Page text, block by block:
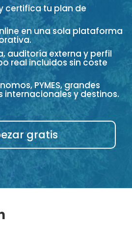
certifica tu plan de
en una sola plataforma
auditoría externa y perfil
real incluidos sin coste
PYMES, grandes
internacionales y destinos.
gratis